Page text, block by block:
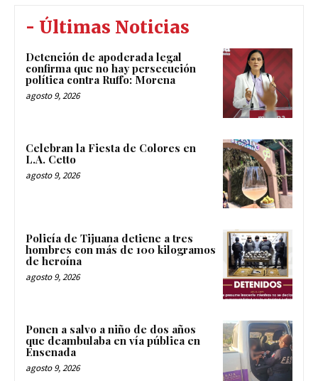
- Últimas Noticias
Detención de apoderada legal
confirma que no hay persecución
política contra Ruffo: Morena
agosto 9, 2026
Celebran la Fiesta de Colores en
L.A. Cetto
agosto 9, 2026
Policía de Tijuana detiene a tres
hombres con más de 100 kilogramos
de heroína
agosto 9, 2026
Ponen a salvo a niño de dos años
que deambulaba en vía pública en
Ensenada
agosto 9, 2026